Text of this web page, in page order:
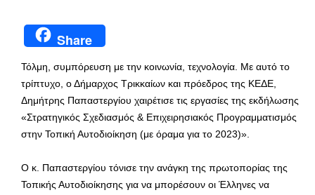
Share
Τόλμη, συμπόρευση με την κοινωνία, τεχνολογία. Με αυτό το
τρίπτυχο, ο Δήμαρχος Τρικκαίων και πρόεδρος της ΚΕΔΕ,
Δημήτρης Παπαστεργίου χαιρέτισε τις εργασίες της εκδήλωσης
«Στρατηγικός Σχεδιασμός & Επιχειρησιακός Προγραμματισμός
στην Τοπική Αυτοδιοίκηση (με όραμα για το 2023)».
Ο κ. Παπαστεργίου τόνισε την ανάγκη της πρωτοπορίας της
Τοπικής Αυτοδιοίκησης για να μπορέσουν οι Έλληνες να